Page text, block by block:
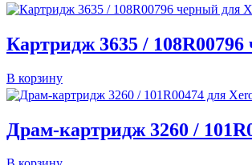
Картридж 3635 /
В корзину
Драм-картридж 3260 /